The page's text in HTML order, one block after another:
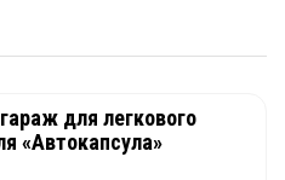
для легкового
«Автокапсула»